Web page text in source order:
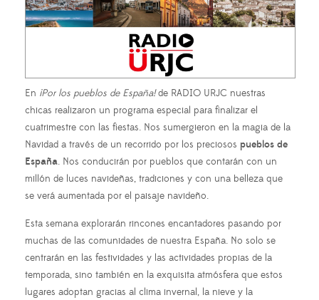
En ¡Por los pueblos de España!de RADIO URJC nuestras
chicas realizaron un programa especial para finalizar el
cuatrimestre con las fiestas. Nos sumergieron en la magia de la
Navidad a través de un recorrido por los preciosos pueblos de
España. Nos conducirán por pueblos que contarán con un
millón de luces navideñas, tradiciones y con una belleza que
se verá aumentada por el paisaje navideño.
Esta semana explorarán rincones encantadores pasando por
muchas de las comunidades de nuestra España. No solo se
centrarán en las festividades y las actividades propias de la
temporada, sino también en la exquisita atmósfera que estos
lugares adoptan gracias al clima invernal, la nieve y la